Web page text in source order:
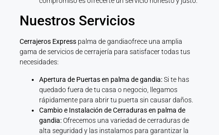
Nuestros Servicios
Cerrajeros Express palma de gandiaofrece una amplia
gama de servicios de cerrajería para satisfacer todas tus
necesidades:
Apertura de Puertas en palma de gandia:Si te has
quedado fuera de tu casa o negocio, llegamos
rápidamente para abrir tu puerta sin causar daños.
Cambio e Instalación de Cerraduras en palma de
gandia:Ofrecemos una variedad de cerraduras de
alta seguridad y las instalamos para garantizar la